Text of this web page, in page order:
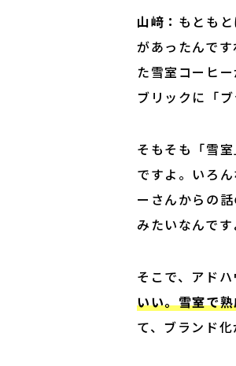
山﨑： もとも
があったんで
た雪室コーヒ
ブリックに「
そもそも「雪
ですよ。いろ
ーさんからの
みたいなんです
そこで、アド
いい。雪室で
て、ブランド化